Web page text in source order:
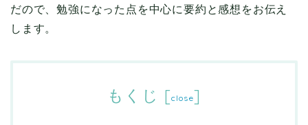
だので、勉強になった点を中心に要約と感想をお伝え
します。
もくじ [close]